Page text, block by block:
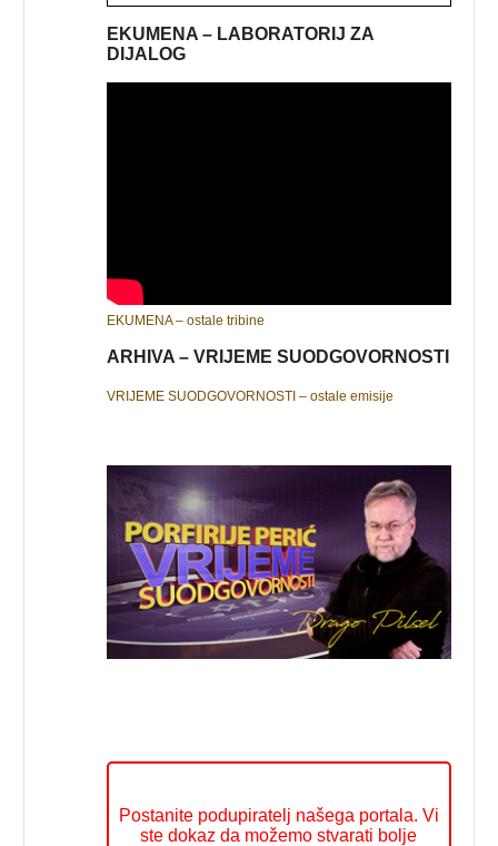
EKUMENA – LABORATORIJ ZA
DIJALOG
EKUMENA – ostale tribine
ARHIVA – VRIJEME SUODGOVORNOSTI
VRIJEME SUODGOVORNOSTI – ostale emisije
Postanite podupiratelj našega portala. Vi
ste dokaz da možemo stvarati bolje